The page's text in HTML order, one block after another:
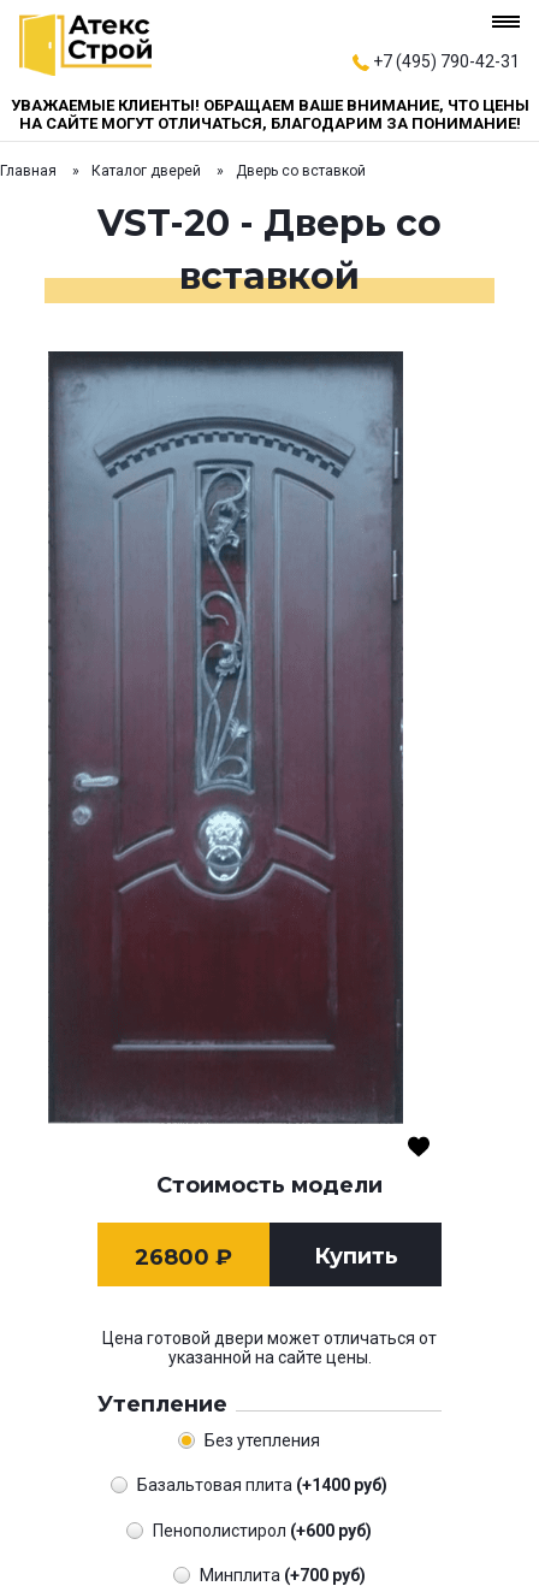
+7 (495) 790-42-31
УВАЖАЕМЫЕ КЛИЕНТЫ! ОБРАЩАЕМ ВАШЕ ВНИМАНИЕ, ЧТО ЦЕНЫ
НА САЙТЕ МОГУТ ОТЛИЧАТЬСЯ, БЛАГОДАРИМ ЗА ПОНИМАНИЕ!
Главная Каталог дверей Дверь со вставкой
VST-20 - Дверь со
вставкой
Стоимость модели
26800 ₽ Купить
Цена готовой двери может отличаться от
указанной на сайте цены.
Утепление
Без утепления
Базальтовая плита (+1400 руб)
Пенополистирол (+600 руб)
Минплита (+700 руб)